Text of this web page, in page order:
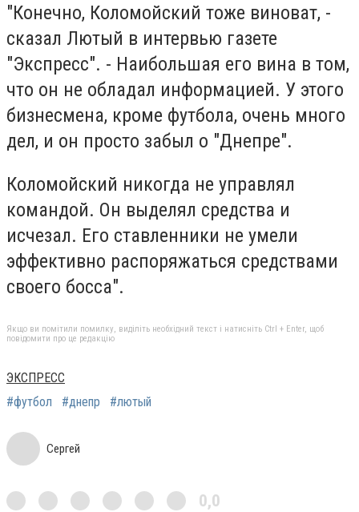
"Конечно, Коломойский тоже виноват, -
сказал Лютый в интервью газете
"Экспресс". - Наибольшая его вина в том,
что он не обладал информацией. У этого
бизнесмена, кроме футбола, очень много
дел, и он просто забыл о "Днепре".
Коломойский никогда не управлял
командой. Он выделял средства и
исчезал. Его ставленники не умели
эффективно распоряжаться средствами
своего босса".
Якщо ви помітили помилку, виділіть необхідний текст і натисніть Ctrl + Enter, щоб
повідомити про це редакцію
ЭКСПРЕСС
#футбол
#днепр #лютый
Сергей
0,0